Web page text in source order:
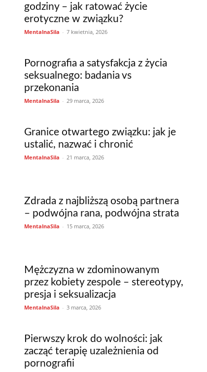
godziny – jak ratować życie
erotyczne w związku?
MentalnaSila - 7 kwietnia, 2026
Pornografia a satysfakcja z życia
seksualnego: badania vs
przekonania
MentalnaSila - 29 marca, 2026
Granice otwartego związku: jak je
ustalić, nazwać i chronić
MentalnaSila - 21 marca, 2026
Zdrada z najbliższą osobą partnera
– podwójna rana, podwójna strata
MentalnaSila - 15 marca, 2026
Mężczyzna w zdominowanym
przez kobiety zespole – stereotypy,
presja i seksualizacja
MentalnaSila - 3 marca, 2026
Pierwszy krok do wolności: jak
zacząć terapię uzależnienia od
pornografii